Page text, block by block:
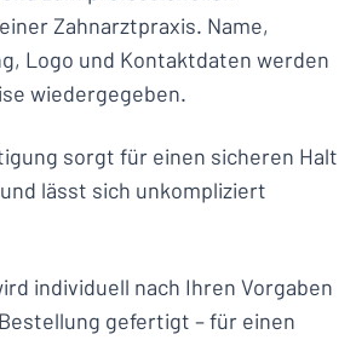
Zahnarztpraxis. Name,
Logo und Kontaktdaten werden
wiedergegeben.
sorgt für einen sicheren Halt
lässt sich unkompliziert
individuell nach Ihren Vorgaben
gefertigt – für einen